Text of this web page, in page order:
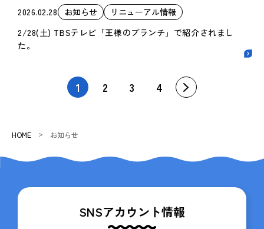
2026.02.28 お知らせ
リニューアル情報
2/28(土) TBSテレビ「王様のブランチ」で紹介されまし
た。
1 2 3 4
HOME お知らせ
SNSアカウント情報